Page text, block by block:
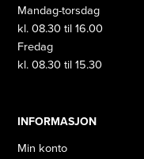
Mandag-torsdag
kl. 08.30 til 16.00
Fredag
kl. 08.30 til 15.30
INFORMASJON
Min konto